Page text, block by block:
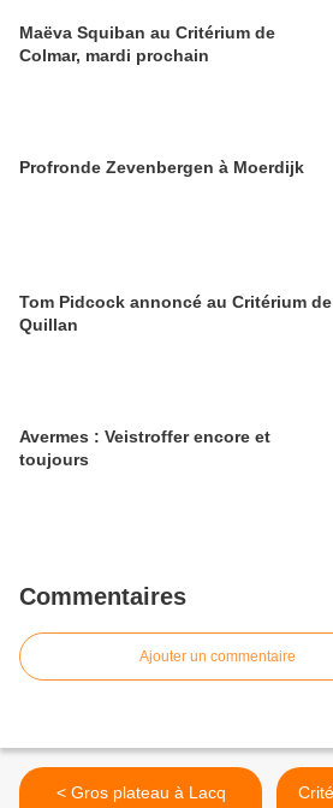
Maëva Squiban au Critérium de
Colmar, mardi prochain
Profronde Zevenbergen à Moerdijk
Tom Pidcock annoncé au Critérium de
Quillan
Avermes : Veistroffer encore et
toujours
Commentaires
Ajouter un commentaire
< Gros plateau à Lacq